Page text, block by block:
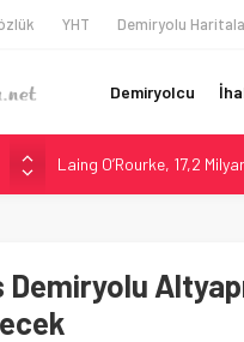
YHT Demiryolu
Demiryolcu
Laing O’Rourke, 17,2
İtalya’dan Yeni Otomotiv
Alstom ve Siemens’ten
Madrid 6. Hat 2027’de